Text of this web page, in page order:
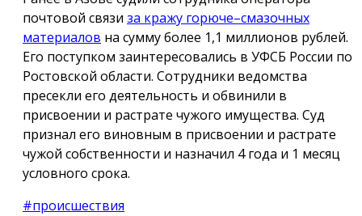
почтовой связи за кражу горюче–смазочных
материалов на сумму более 1,1 миллионов рублей.
Его поступком заинтересовались в УФСБ России по
Ростовской области. Сотрудники ведомства
пресекли его деятельность и обвинили в
присвоении и растрате чужого имущества. Суд
признал его виновным в присвоении и растрате
чужой собственности и назначил 4 года и 1 месяц
условного срока.
#происшествия